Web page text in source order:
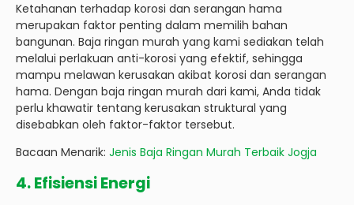
Ketahanan terhadap korosi dan serangan hama
merupakan faktor penting dalam memilih bahan
bangunan. Baja ringan murah yang kami sediakan telah
melalui perlakuan anti-korosi yang efektif, sehingga
mampu melawan kerusakan akibat korosi dan serangan
hama. Dengan baja ringan murah dari kami, Anda tidak
perlu khawatir tentang kerusakan struktural yang
disebabkan oleh faktor-faktor tersebut.
Bacaan Menarik: Jenis Baja Ringan Murah Terbaik Jogja
4. Efisiensi Energi